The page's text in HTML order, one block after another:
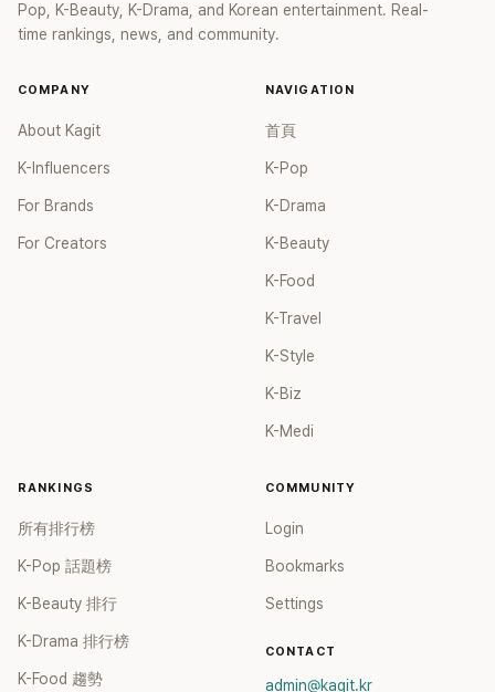
Pop, K-Beauty, K-Drama, and Korean entertainment. Real-
time rankings, news, and community.
COMPANY
About Kagit
K-Influencers
For Brands
For Creators
NAVIGATION
首頁
K-Pop
K-Drama
K-Beauty
K-Food
K-Travel
K-Style
K-Biz
K-Medi
RANKINGS
所有排行榜
K-Pop 話題榜
K-Beauty 排行
K-Drama 排行榜
K-Food 趨勢
COMMUNITY
Login
Bookmarks
Settings
CONTACT
admin@kagit.kr